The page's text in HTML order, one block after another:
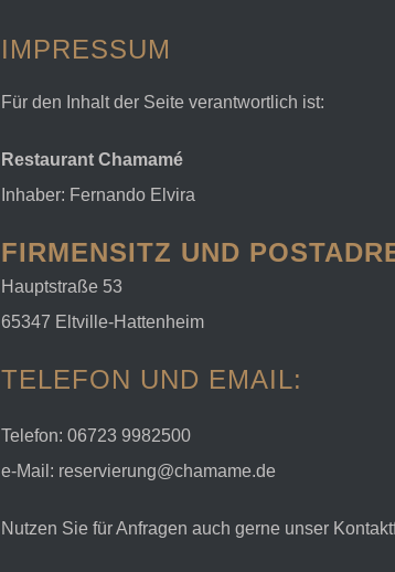
IMPRESSUM
Für den Inhalt der Seite verantwortlich ist:
Restaurant Chamamé
Inhaber: Fernando Elvira
FIRMENSITZ UND
Hauptstraße 53
65347 Eltville-Hattenheim
TELEFON UND EMAIL:
Telefon: 06723 9982500
e-Mail: reservierung@chamame.de
Nutzen Sie für Anfragen auch gerne unser